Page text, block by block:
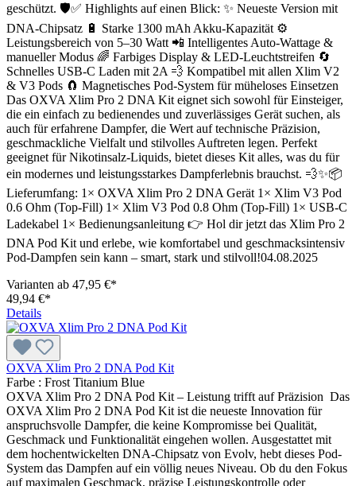
geschützt. 🛡️✅ Highlights auf einen Blick: ✨ Neueste Version mit
DNA-Chipsatz 🔋 Starke 1300 mAh Akku-Kapazität ⚙️
Leistungsbereich von 5–30 Watt 📲 Intelligentes Auto-Wattage &
manueller Modus 🌈 Farbiges Display & LED-Leuchtstreifen 🔄
Schnelles USB-C Laden mit 2A 💨 Kompatibel mit allen Xlim V2
& V3 Pods 🧲 Magnetisches Pod-System für müheloses Einsetzen
Das OXVA Xlim Pro 2 DNA Kit eignet sich sowohl für Einsteiger,
die ein einfach zu bedienendes und zuverlässiges Gerät suchen, als
auch für erfahrene Dampfer, die Wert auf technische Präzision,
geschmackliche Vielfalt und stilvolles Auftreten legen. Perfekt
geeignet für Nikotinsalz-Liquids, bietet dieses Kit alles, was du für
ein modernes und leistungsstarkes Dampferlebnis brauchst. 💨✨📦
Lieferumfang: 1× OXVA Xlim Pro 2 DNA Gerät 1× Xlim V3 Pod
0.6 Ohm (Top-Fill) 1× Xlim V3 Pod 0.8 Ohm (Top-Fill) 1× USB-C
Ladekabel 1× Bedienungsanleitung 👉 Hol dir jetzt das Xlim Pro 2
DNA Pod Kit und erlebe, wie komfortabel und geschmacksintensiv
Pod-Dampfen sein kann – smart, stark und stilvoll!04.08.2025
Varianten ab 47,95 €*
49,94 €*
Details
OXVA Xlim Pro 2 DNA Pod Kit
Farbe : Frost Titanium Blue
OXVA Xlim Pro 2 DNA Pod Kit – Leistung trifft auf Präzision Das
OXVA Xlim Pro 2 DNA Pod Kit ist die neueste Innovation für
anspruchsvolle Dampfer, die keine Kompromisse bei Qualität,
Geschmack und Funktionalität eingehen wollen. Ausgestattet mit
dem hochentwickelten DNA-Chipsatz von Evolv, hebt dieses Pod-
System das Dampfen auf ein völlig neues Niveau. Ob du den Fokus
auf maximalen Geschmack, präzise Leistungskontrolle oder